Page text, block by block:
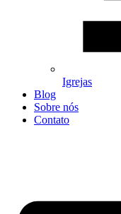
Igrejas
Blog
Sobre nós
Contato